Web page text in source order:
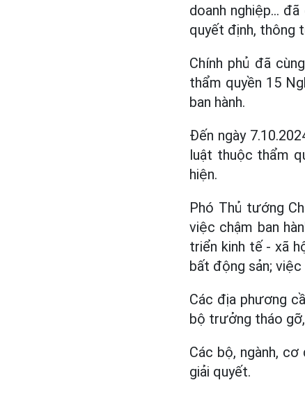
doanh nghiệp...
quyết định, thông
Chính phủ đã
thẩm quyền 15
ban hành.
Đến ngày
luật thuộc thẩm
hiện.
Phó Thủ tướng
việc chậm ban
triển kinh tế - xã
bất động sản; việc
Các địa phương
bộ trưởng tháo
Các bộ, ngành,
giải quyết.